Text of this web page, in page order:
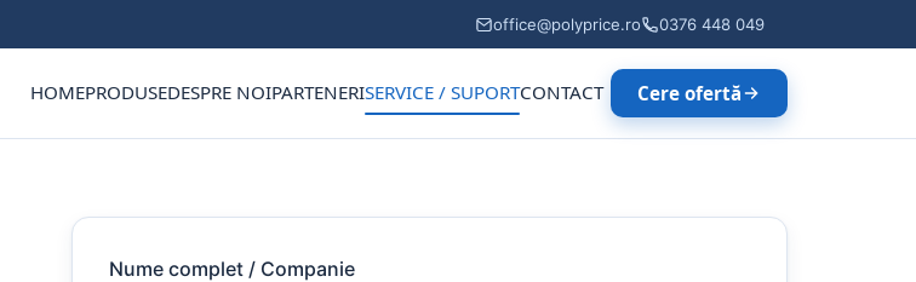
office@polyprice.ro 0376 448 049
HOMEPRODUSEDESPRE NOIPARTENERISERVICE / SUPORTCONTACT Cere ofertă
Nume complet / Companie